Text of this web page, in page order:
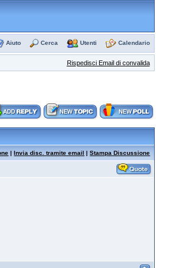
Aiuto Cerca Utenti Calendario
Rispedisci Email di convalida
|Invia disc. tramite email |Stampa Discussione